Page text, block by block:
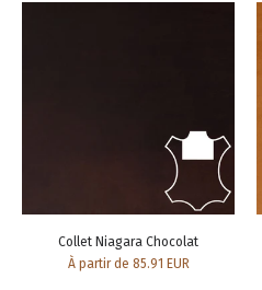
Collet Niagara Chocolat
À partir de 85.91 EUR